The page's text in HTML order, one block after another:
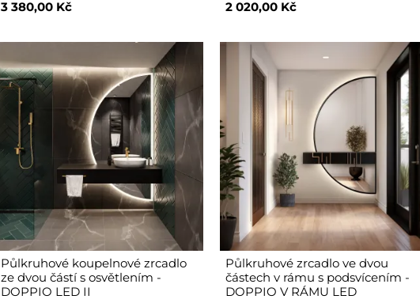
3 380,00 Kč
2 020,00 Kč
Půlkruhové koupelnové zrcadlo
ze dvou částí s osvětlením -
DOPPIO LED II
Půlkruhové zrcadlo ve dvou
částech v rámu s podsvícením -
DOPPIO V RÁMU LED